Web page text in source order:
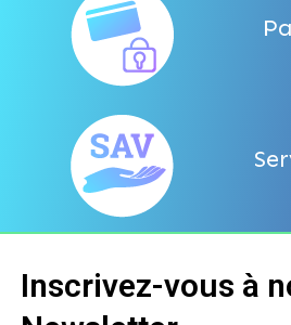
Inscrivez-vous à